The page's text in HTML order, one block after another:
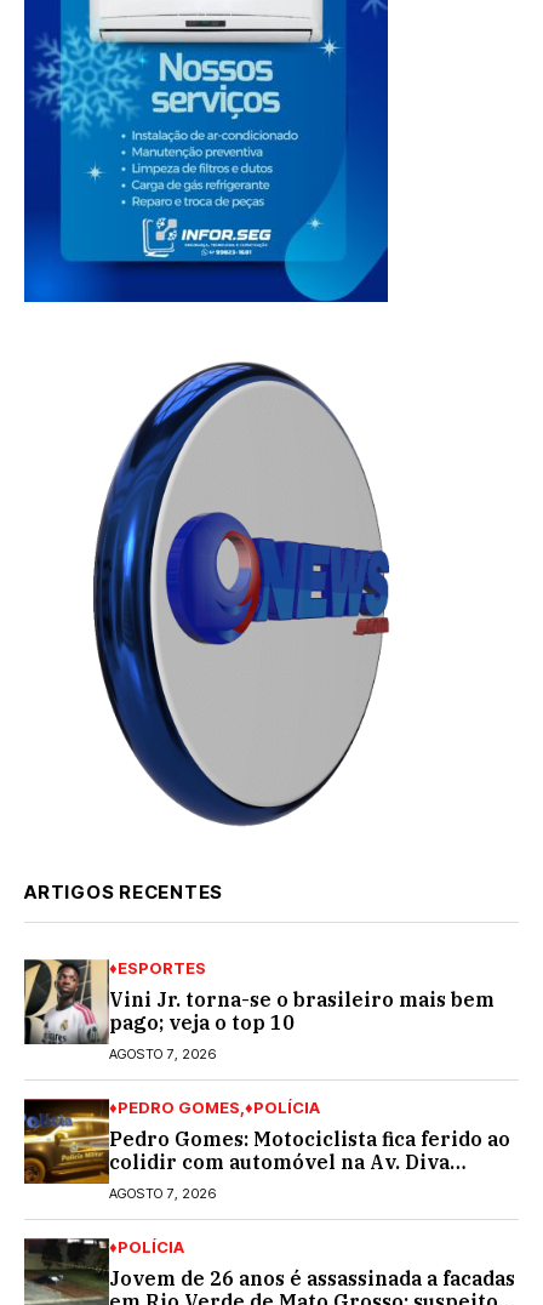
ARTIGOS RECENTES
♦ESPORTES
Vini Jr. torna-se o brasileiro mais bem
pago; veja o top 10
AGOSTO 7, 2026
♦PEDRO GOMES ♦POLÍCIA
Pedro Gomes: Motociclista fica ferido ao
colidir com automóvel na Av. Diva
Araújo; ele não tinha CNH
AGOSTO 7, 2026
♦POLÍCIA
Jovem de 26 anos é assassinada a facadas